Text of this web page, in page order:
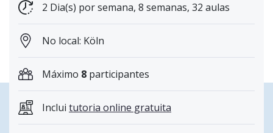
2 Dia(s) por semana, 8 semanas, 32 aulas
No local: Köln
Máximo 8 participantes
Inclui tutoria online gratuita